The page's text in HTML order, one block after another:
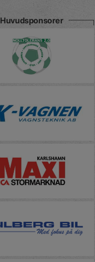
Huvudsponsorer